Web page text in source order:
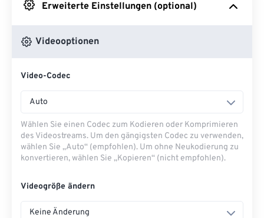
Erweiterte Einstellungen (optional)
Videooptionen
Video-Codec
Auto
Wählen Sie einen Codec zum Kodieren oder Komprimieren
des Videostreams. Um den gängigsten Codec zu verwenden,
wählen Sie „Auto“ (empfohlen). Um ohne Neukodierung zu
konvertieren, wählen Sie „Kopieren“ (nicht empfohlen).
Videogröße ändern
Keine Änderung